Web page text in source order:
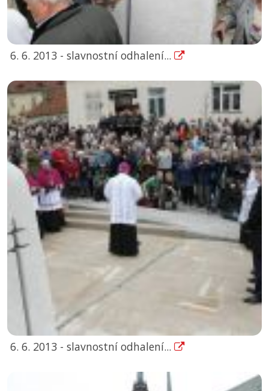
6. 6. 2013 - slavnostní odhalení...
6. 6. 2013 - slavnostní odhalení...